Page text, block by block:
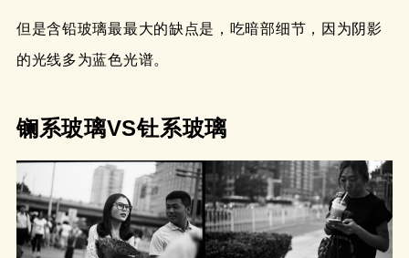
但是含铅玻璃最最大的缺点是，吃暗部细节，因为阴影
的光线多为蓝色光谱。
镧系玻璃VS钍系玻璃